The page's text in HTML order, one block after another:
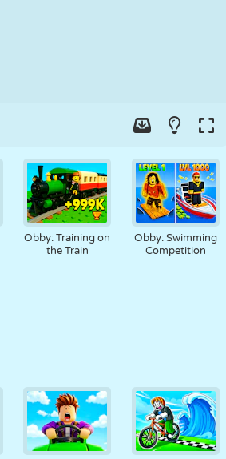
Obby: Training on
the Train
Obby: Swimming
Competition